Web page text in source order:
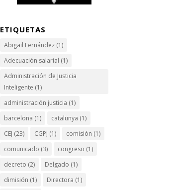
ETIQUETAS
Abigail Fernández (1)
Adecuación salarial (1)
Administración de Justicia
Inteligente (1)
administración justicia (1)
barcelona (1) catalunya (1)
CEJ (23) CGPJ (1) comisión (1)
comunicado (3) congreso (1)
decreto (2) Delgado (1)
dimisión (1) Directora (1)